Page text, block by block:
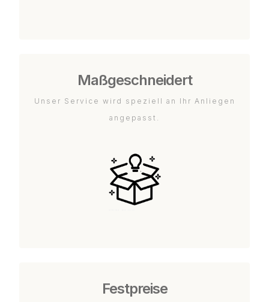
Maßgeschneidert
Unser Service wird speziell an Ihr Anliegen
angepasst.
Festpreise